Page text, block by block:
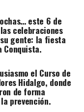
este 6 de
celebraciones
gente: la fiesta
Conquista.
el Curso de
Hidalgo, donde
de forma
prevención.